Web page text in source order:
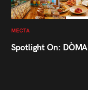
МЕСТА
Spotlight On: DÒMA